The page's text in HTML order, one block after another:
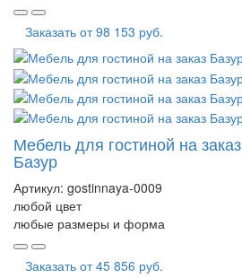
Заказать от98 153 руб.
Мебель для гостиной на заказ
Базур
Артикул: gostinnaya-0009
любой цвет
любые размеры и форма
Заказать от45 856 руб.